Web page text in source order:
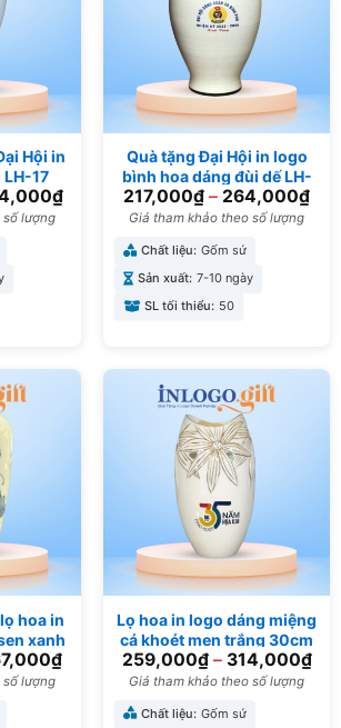
Hội in
17
₫
số lượng
Quà tặng Đại Hội in logo
bình hoa dáng đùi dế LH-
23
217,000₫ – 264,000₫
Giá tham khảo theo số lượng
Chất liệu: Gốm sứ
Sản xuất: 7-10 ngày
SL tối thiểu: 50
hoa in
xanh
₫
số lượng
Lọ hoa in logo dáng miệng
cá khoét men trắng 30cm
LH-16
259,000₫– 314,000₫
Giá tham khảo theo số lượng
Chất liệu: Gốm sứ